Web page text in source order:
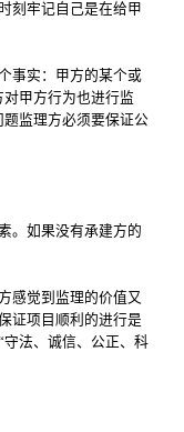
刻牢记自己是在给甲
事实：甲方的某个或
甲方行为也进行监
监理方必须要保证公
。如果没有承建方的
感觉到监理的价值又
证项目顺利的进行是
法、诚信、公正、科